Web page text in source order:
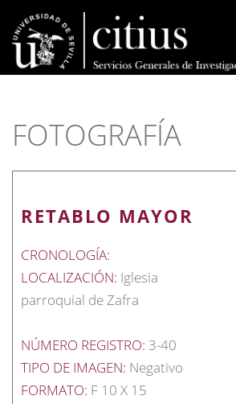
FOTOGRAFÍA
RETABLO MAYOR
CRONOLOGÍA:
LOCALIZACIÓN: Iglesia
parroquial de Zafra
NÚMERO REGISTRO: 3-40
TIPO DE IMAGEN: Negativo
FORMATO: F 10 X 15